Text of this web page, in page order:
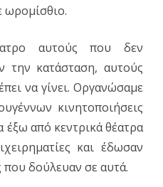
αυτούς που δεν
την κατάσταση, αυτούς
να γίνει. Οργανώσαμε
κινητοποιήσεις
έξω από κεντρικά θέατρα
και έδωσαν
δούλευαν σε αυτά.